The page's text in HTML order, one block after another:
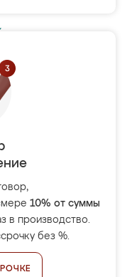
10% от суммы
в производство.
без %.